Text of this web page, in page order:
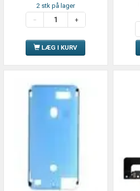
2 stk på lager
LÆG I KURV